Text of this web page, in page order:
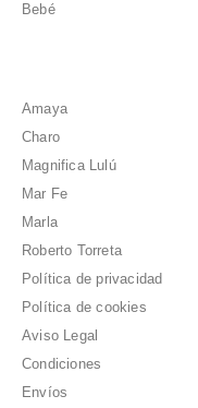
Bebé
Amaya
Charo
Magnifica Lulú
Mar Fe
Marla
Roberto Torreta
Política de privacidad
Política de cookies
Aviso Legal
Condiciones
Envíos